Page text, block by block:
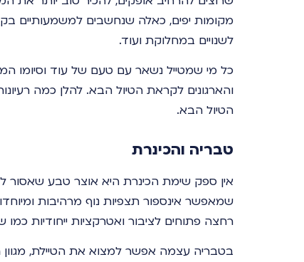
מקומות יפים, כאלה שנחשבים למשמעותיים
לשנויים במחלוקת ועוד.
כל מי שמטייל נשאר עם טעם של עוד וסיומו
והארגונים לקראת הטיול הבא. להלן כמה
הטיול הבא.
טבריה והכינרת
אין ספק שימת הכינרת היא אוצר טבע שאסור
שמאפשר אינספור תצפיות נוף מרהיבות
רחצה פתוחים לציבור ואטרקציות ייחודיות
בטבריה עצמה אפשר למצוא את הטיילת,